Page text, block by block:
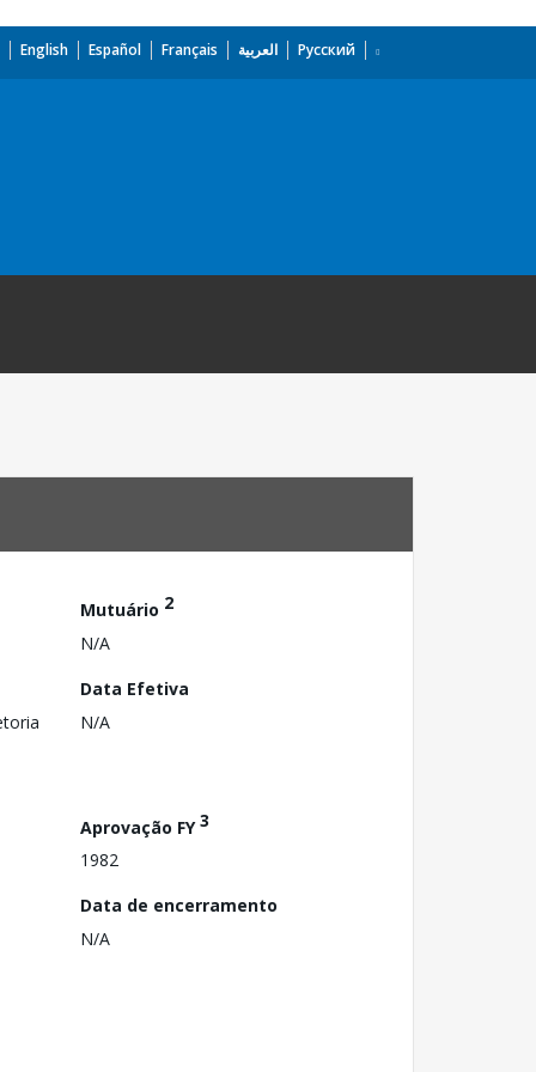
English Español Français العربية Русский
Mutuário 2
N/A
Data Efetiva
N/A
Aprovação FY3
1982
Data de encerramento
N/A